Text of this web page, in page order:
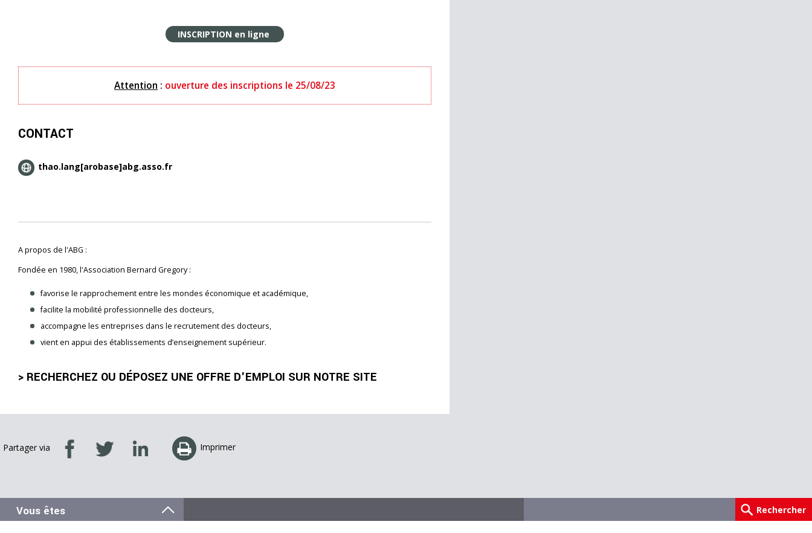
INSCRIPTION en ligne
Attention : ouverture des inscriptions le 25/08/23
CONTACT
thao.lang[arobase]abg.asso.fr
A propos de l'ABG :
Fondée en 1980, l'Association Bernard Gregory :
favorise le rapprochement entre les mondes économique et académique,
facilite la mobilité professionnelle des docteurs,
accompagne les entreprises dans le recrutement des docteurs,
vient en appui des établissements d’enseignement supérieur.
> RECHERCHEZ OU DÉPOSEZ UNE OFFRE D'EMPLOI SUR NOTRE SITE
Partager via Imprimer